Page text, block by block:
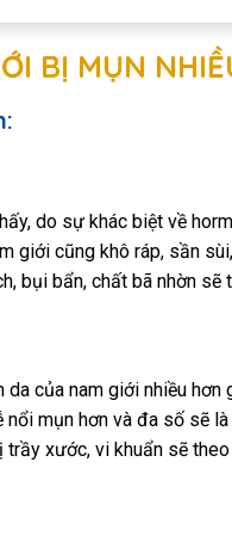
BỊ MỤN
do sự khác biệt về
giới cũng khô ráp, sần
bụi bẩn, chất bã nhờn
da của nam giới nhiều
nổi mụn hơn và đa số sẽ
trầy xước, vi khuẩn sẽ